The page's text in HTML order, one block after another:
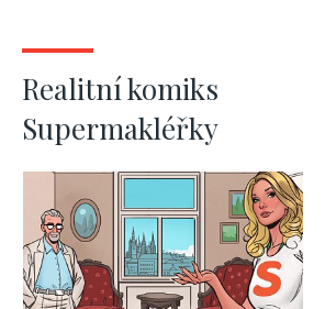
Realitní komiks
Supermakléřky